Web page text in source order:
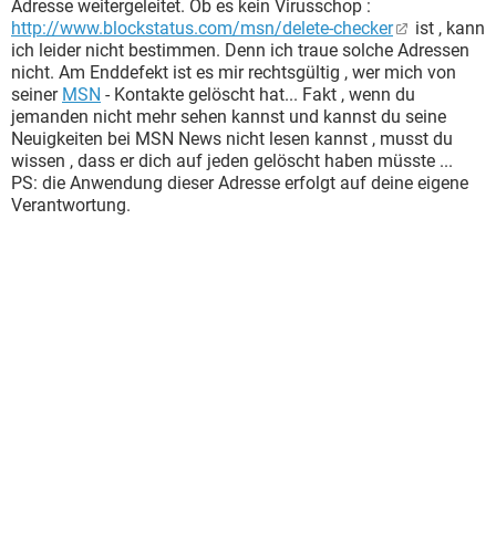
Adresse weitergeleitet. Ob es kein Virusschop :
http://www.blockstatus.com/msn/delete-checker
ist , kann
ich leider nicht bestimmen. Denn ich traue solche Adressen
nicht. Am Enddefekt ist es mir rechtsgültig , wer mich von
seiner MSN - Kontakte gelöscht hat... Fakt , wenn du
jemanden nicht mehr sehen kannst und kannst du seine
Neuigkeiten bei MSN News nicht lesen kannst , musst du
wissen , dass er dich auf jeden gelöscht haben müsste ...
PS: die Anwendung dieser Adresse erfolgt auf deine eigene
Verantwortung.